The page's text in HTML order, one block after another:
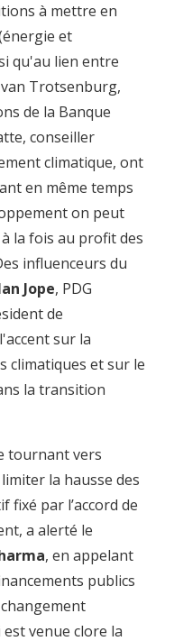
le plus de gaz à effet de
pour réduire leurs
les plus pauvres du
de toutes les émissions
où nous avons besoin
résilientes,
carbone.
comme la
s'en remettre tout
aux effets du
d'atténuation et
bienvenue.
réduit les
leader de l'action
à mettre en
et
qu'au lien entre
Trotsenburg,
de la Banque
conseiller
climatique, ont
en même temps
on peut
la fois au profit des
influenceurs du
Jope, PDG
de
sur la
climatiques et sur le
la transition
tournant vers
la hausse des
fixé par l’accord de
a alerté le
, en appelant
publics
venue clore la